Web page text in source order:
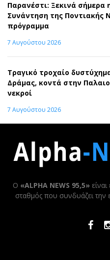
Παρανέστι: Ξεκινά σήμερα
Συνάντηση της Ποντιακής
πρόγραμμα
7 Αυγούστου 2026
Τραγικό τροχαίο
Δράμας, κοντά στην
νεκροί
7 Αυγούστου 2026
Ο «ALPHA NEWS 95,5»
σταθμός που συνδυάζει